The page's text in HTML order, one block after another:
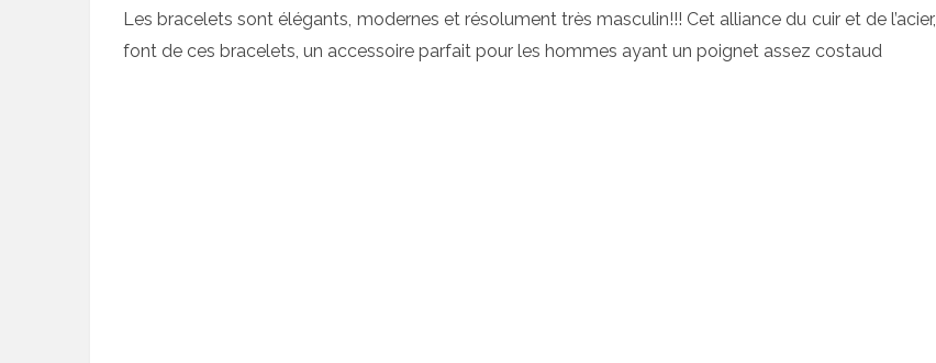
Les bracelets sont élégants, modernes et résolument très masculin!!! Cet alliance du cuir et de l’acier,
font de ces bracelets, un accessoire parfait pour les hommes ayant un poignet assez costaud